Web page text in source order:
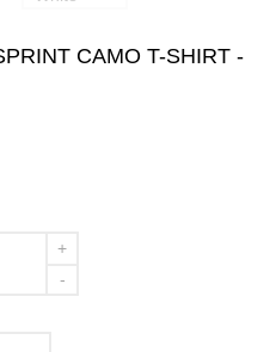
CAMO T-SHIRT -